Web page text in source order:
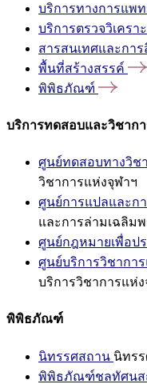
บริการทางการแพ
บริการตรวจวิเคร
สารสนเทศและการ
พื้นที่สร้างสรรค์
พิพิธภัณฑ์
บริการทดสอบและวิชาก
ศูนย์ทดสอบทางวิช
วิชาการแห่งจุฬาฯ
ศูนย์การแปลและก
และการล่ามเฉลิมพ
ศูนย์กฎหมายเพื่อป
ศูนย์บริการวิชากา
บริการวิชาการแห่
พิพิธภัณฑ์
นิทรรศสถาน นิทร
พิพิธภัณฑ์ชลทัศนส